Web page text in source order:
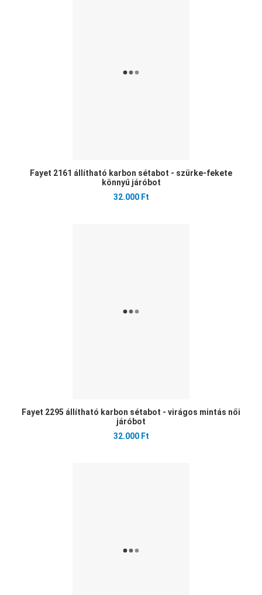
Fayet 2161 állítható karbon sétabot - szürke-fekete
könnyű járóbot
32.000 Ft
Fayet 2295 állítható karbon sétabot - virágos mintás női
járóbot
32.000 Ft